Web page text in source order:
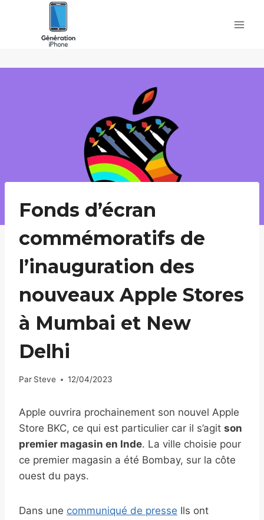
Fonds d’écran
commémoratifs de
l’inauguration des
nouveaux Apple Stores
à Mumbai et New
Delhi
Par Steve 12/04/2023
Apple ouvrira prochainement son nouvel Apple
Store BKC, ce qui est particulier car il s’agit son
premier magasin en Inde. La ville choisie pour
ce premier magasin a été Bombay, sur la côte
ouest du pays.
Dans une communiqué de presse Ils ont